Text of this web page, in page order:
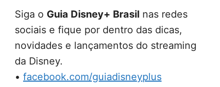
Siga o Guia Disney+ Brasil nas redes
sociais e fique por dentro das dicas,
novidades e lançamentos do streaming
da Disney.
• facebook.com/guiadisneyplus